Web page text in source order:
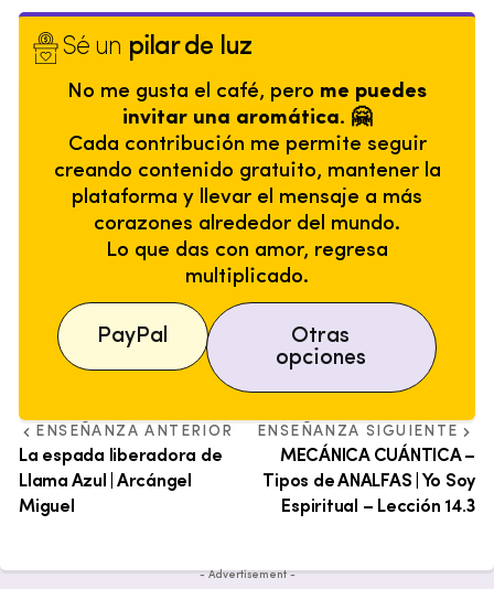
Sé un pilar de luz
No me gusta el café, pero me puedes
invitar una aromática. 🤗
Cada contribución me permite seguir
creando contenido gratuito, mantener la
plataforma y llevar el mensaje a más
corazones alrededor del mundo.
Lo que das con amor, regresa
multiplicado.
PayPal
Otras
opciones
ENSEÑANZA ANTERIOR
La espada liberadora de
Llama Azul | Arcángel
Miguel
ENSEÑANZA SIGUIENTE
MECÁNICA CUÁNTICA –
Tipos de ANALFAS | Yo Soy
Espiritual – Lección 14.3
- Advertisement -